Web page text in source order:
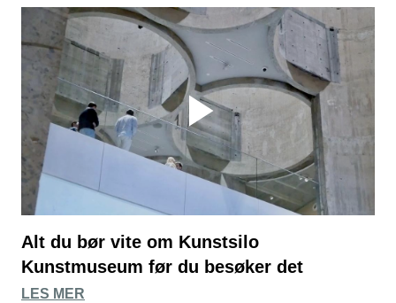
Alt du bør vite om Kunstsilo
Kunstmuseum før du besøker det
LES MER